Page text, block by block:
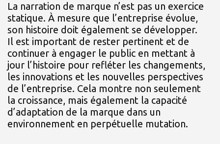
La narration de marque n’est pas un exercice
statique. À mesure que l’entreprise évolue,
son histoire doit également se développer.
Il est important de rester pertinent et de
continuer à engager le public en mettant à
jour l’histoire pour refléter les changements,
les innovations et les nouvelles perspectives
de l’entreprise. Cela montre non seulement
la croissance, mais également la capacité
d’adaptation de la marque dans un
environnement en perpétuelle mutation.